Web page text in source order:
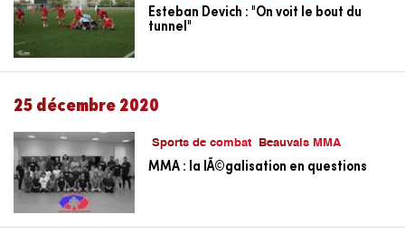
Esteban Devich : "On voit le bout du
tunnel"
25 décembre 2020
Sports de combat Beauvais MMA
MMA : la lÃ©galisation en questions